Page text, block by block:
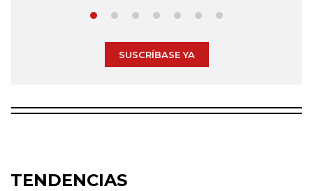
SUSCRÍBASE YA
TENDENCIAS